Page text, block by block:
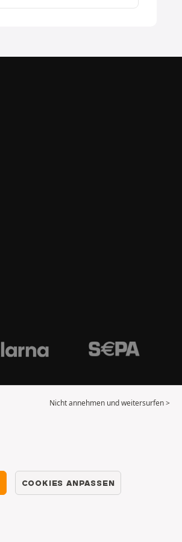
Nicht annehmen und weitersurfen >
COOKIES ANPASSEN